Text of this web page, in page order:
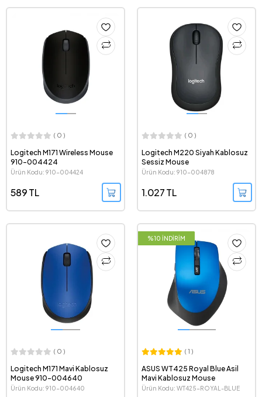
( 0 )
Logitech M171 Wireless Mouse
910-004424
Ürün Kodu: 910-004424
589 TL
( 0 )
Logitech M220 Siyah Kablosuz
Sessiz Mouse
Ürün Kodu: 910-004878
1.027 TL
( 0 )
Logitech M171 Mavi Kablosuz
Mouse 910-004640
Ürün Kodu: 910-004640
%10 İNDİRİM
( 1 )
ASUS WT425 Royal Blue Asil
Mavi Kablosuz Mouse
Ürün Kodu: WT425-ROYAL-BLUE